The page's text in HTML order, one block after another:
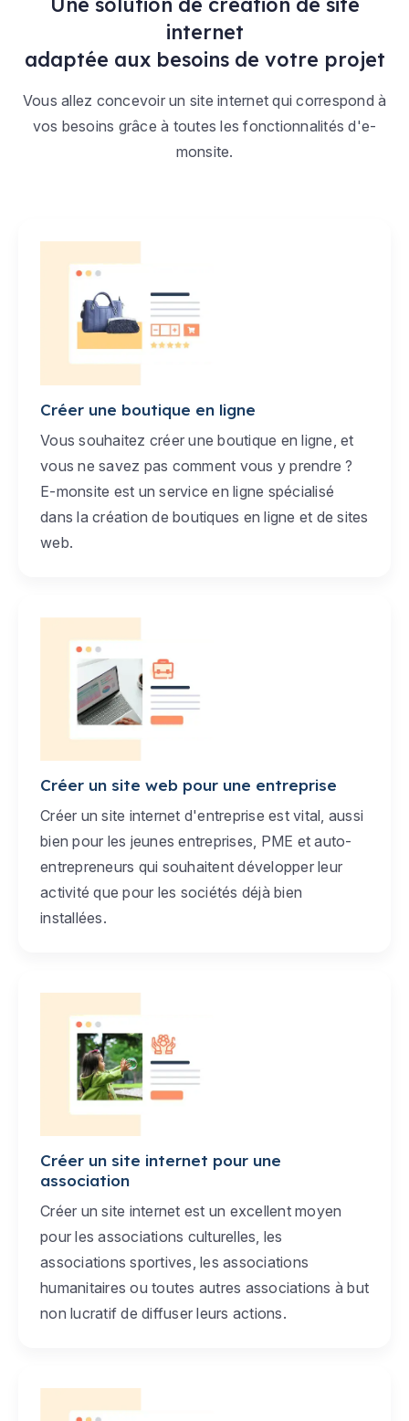
internet
adaptée aux besoins de votre projet
Vous allez concevoir un site internet qui correspond à
vos besoins grâce à toutes les fonctionnalités d'e-
monsite.
Créer une boutique en ligne
Vous souhaitez créer une boutique en ligne, et
vous ne savez pas comment vous y prendre ?
E-monsite est un service en ligne spécialisé
dans la création de boutiques en ligne et de sites
web.
Créer un site web pour une entreprise
Créer un site internet d'entreprise est vital, aussi
bien pour les jeunes entreprises, PME et auto-
entrepreneurs qui souhaitent développer leur
activité que pour les sociétés déjà bien
installées.
Créer un site internet pour une
association
Créer un site internet est un excellent moyen
pour les associations culturelles, les
associations sportives, les associations
humanitaires ou toutes autres associations à but
non lucratif de diffuser leurs actions.